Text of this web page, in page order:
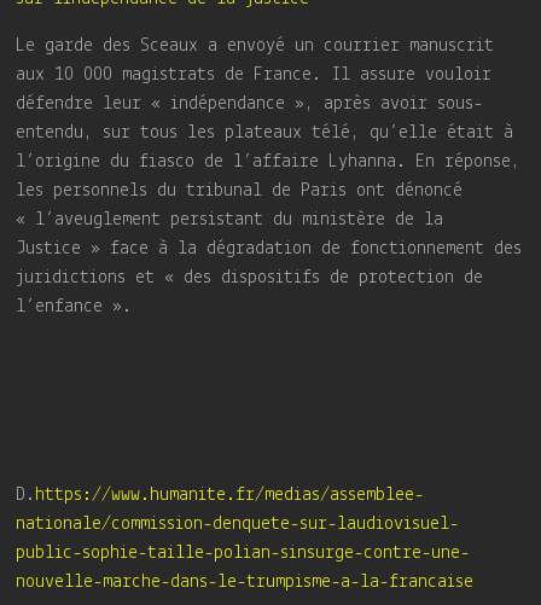
Le garde des Sceaux a envoyé un courrier manuscrit
aux 10 000 magistrats de France. Il assure vouloir
défendre leur « indépendance », après avoir sous-
entendu, sur tous les plateaux télé, qu’elle était à
l’origine du fiasco de l’affaire Lyhanna. En réponse,
les personnels du tribunal de Paris ont dénoncé
« l’aveuglement persistant du ministère de la
Justice » face à la dégradation de fonctionnement des
juridictions et « des dispositifs de protection de
l’enfance ».
D. https://www.humanite.fr/medias/assemblee-
nationale/commission-denquete-sur-laudiovisuel-
public-sophie-taille-polian-sinsurge-contre-une-
nouvelle-marche-dans-le-trumpisme-a-la-francaise